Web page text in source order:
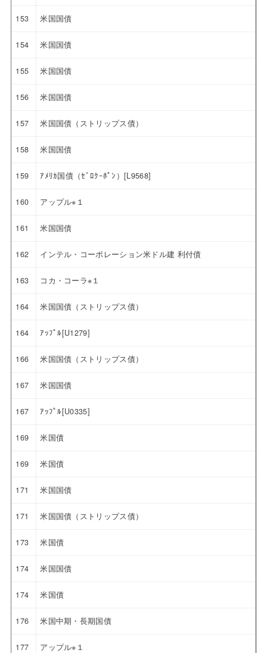
153 米国国債
154 米国国債
155 米国国債
156 米国国債
157 米国国債（ストリップス債）
158 米国国債
159 ｱﾒﾘｶ国債（ｾﾞﾛｸｰﾎﾟﾝ）[L9568]
160 アップル※１
161 米国国債
162 インテル・コーポレーション米ドル建 利付債
163 コカ・コーラ※１
164 米国国債（ストリップス債）
164 ｱｯﾌﾟﾙ[U1279]
166 米国国債（ストリップス債）
167 米国国債
167 ｱｯﾌﾟﾙ[U0335]
169 米国債
169 米国債
171 米国国債
171 米国国債（ストリップス債）
173 米国債
174 米国国債
174 米国債
176 米国中期・長期国債
177 アップル※１